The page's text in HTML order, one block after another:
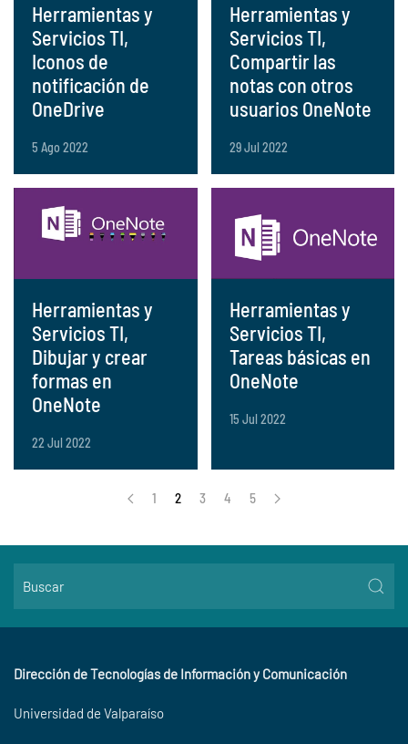
Herramientas y
Servicios TI,
Iconos de
notificación de
OneDrive
5 Ago 2022
Herramientas y
Servicios TI,
Compartir las
notas con otros
usuarios OneNote
29 Jul 2022
Herramientas y
Servicios TI,
Dibujar y crear
formas en
OneNote
22 Jul 2022
Herramientas y
Servicios TI,
Tareas básicas en
OneNote
15 Jul 2022
1 2 3 4 5
Dirección de Tecnologías de Información y Comunicación
Universidad de Valparaíso